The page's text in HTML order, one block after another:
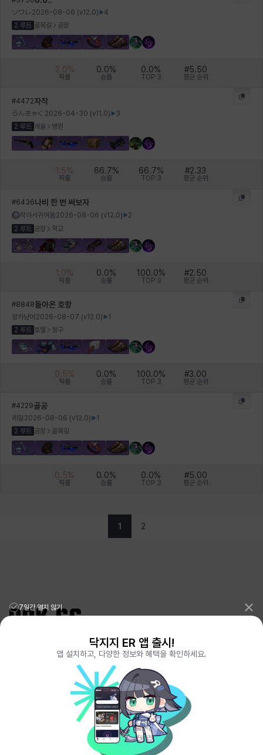
ソワレ 2026-08-06 (v12.0)
4
2 루트 골목길 공장
2.0%
픽률
0.0%
승률
0.0%
TOP 3
#5.50
평균 순위
#4472자작
らんきゃく 2026-04-30 (v11.0)
3
2 루트 개울 병원
1.5%
픽률
66.7%
승률
66.7%
TOP 3
#2.33
평균 순위
#6436나비 한 번 써보자
작아서귀여움2026-08-06 (v12.0)
2
2 루트 공장 학교
1.0%
픽률
0.0%
승률
100.0%
TOP 3
#2.50
평균 순위
#8848돌아온 호항
앙카냥이 2026-08-07 (v12.0)
1
2 루트 호텔 항구
0.5%
픽률
0.0%
승률
100.0%
TOP 3
#3.00
평균 순위
#4229골공
레일 2026-08-06 (v12.0)
1
2 루트 공장 골목길
0.5%
픽률
0.0%
승률
0.0%
TOP 3
#5.00
평균 순위
1 2
리그오브레전드 전적검색 포로지지PORO.GG
전략적팀전투 TFT 전적검색 롤체지지 LOLCHESS.GG
메이플스토리 종합통계MAPLE.GG
VALORANT.DAK.GG
배틀그라운드 전적검색PUBG.DAK.GG
이터널 리턴 전적검색ER.DAK.GG
GENSHIN.DAK.GG
DEADLOCK.DAK.GG
7일간 열지 않기
닥지지 ER 앱 출시!
앱 설치하고, 다양한 정보와 혜택을 확인하세요.